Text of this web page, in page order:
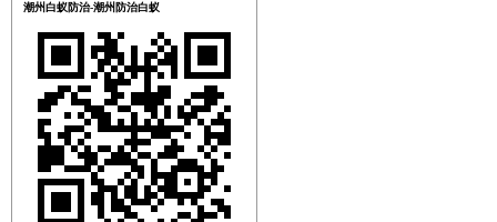
潮州白蚁防治-潮州防治白蚁